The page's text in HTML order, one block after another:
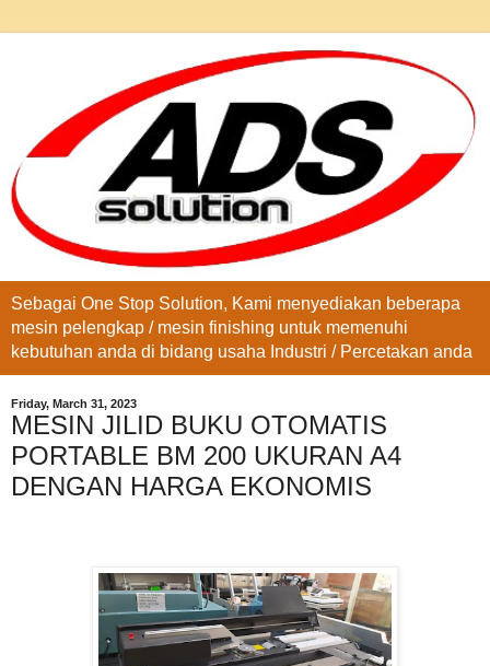
Sebagai One Stop Solution, Kami menyediakan beberapa
mesin pelengkap / mesin finishing untuk memenuhi
kebutuhan anda di bidang usaha Industri / Percetakan anda
Friday, March 31, 2023
MESIN JILID BUKU OTOMATIS
PORTABLE BM 200 UKURAN A4
DENGAN HARGA EKONOMIS